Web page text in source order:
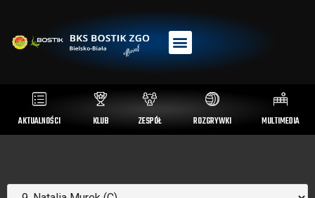
AKTUALNOŚCI KLUB ZESPÓŁ ROZGRYWKI MULTIMEDIA